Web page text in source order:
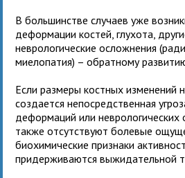
В большинстве случаев уже
деформации костей, глухота,
неврологические осложнения
миелопатия) – обратному
Если размеры костных изменений
создается непосредственная
деформаций или неврологических
также отсутствуют болевые
биохимические признаки
придерживаются выжидательной